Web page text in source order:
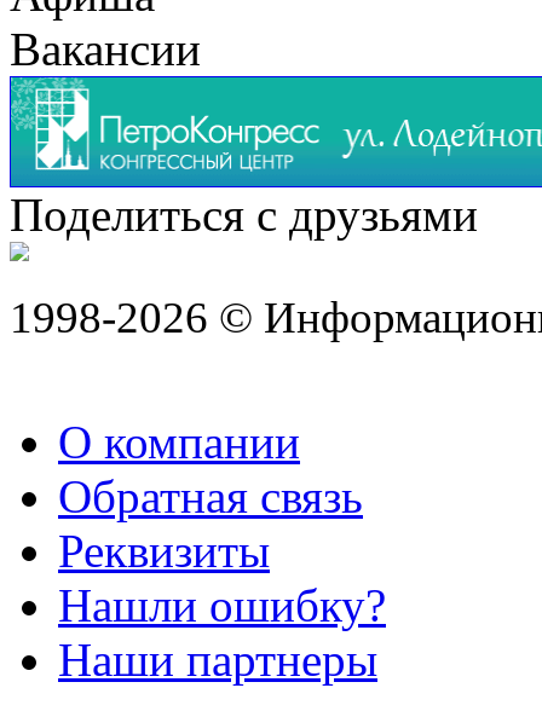
Вакансии
Поделиться с друзьями
1998-2026 ©
О компании
Обратная связь
Реквизиты
Нашли ошибку?
Наши партнеры